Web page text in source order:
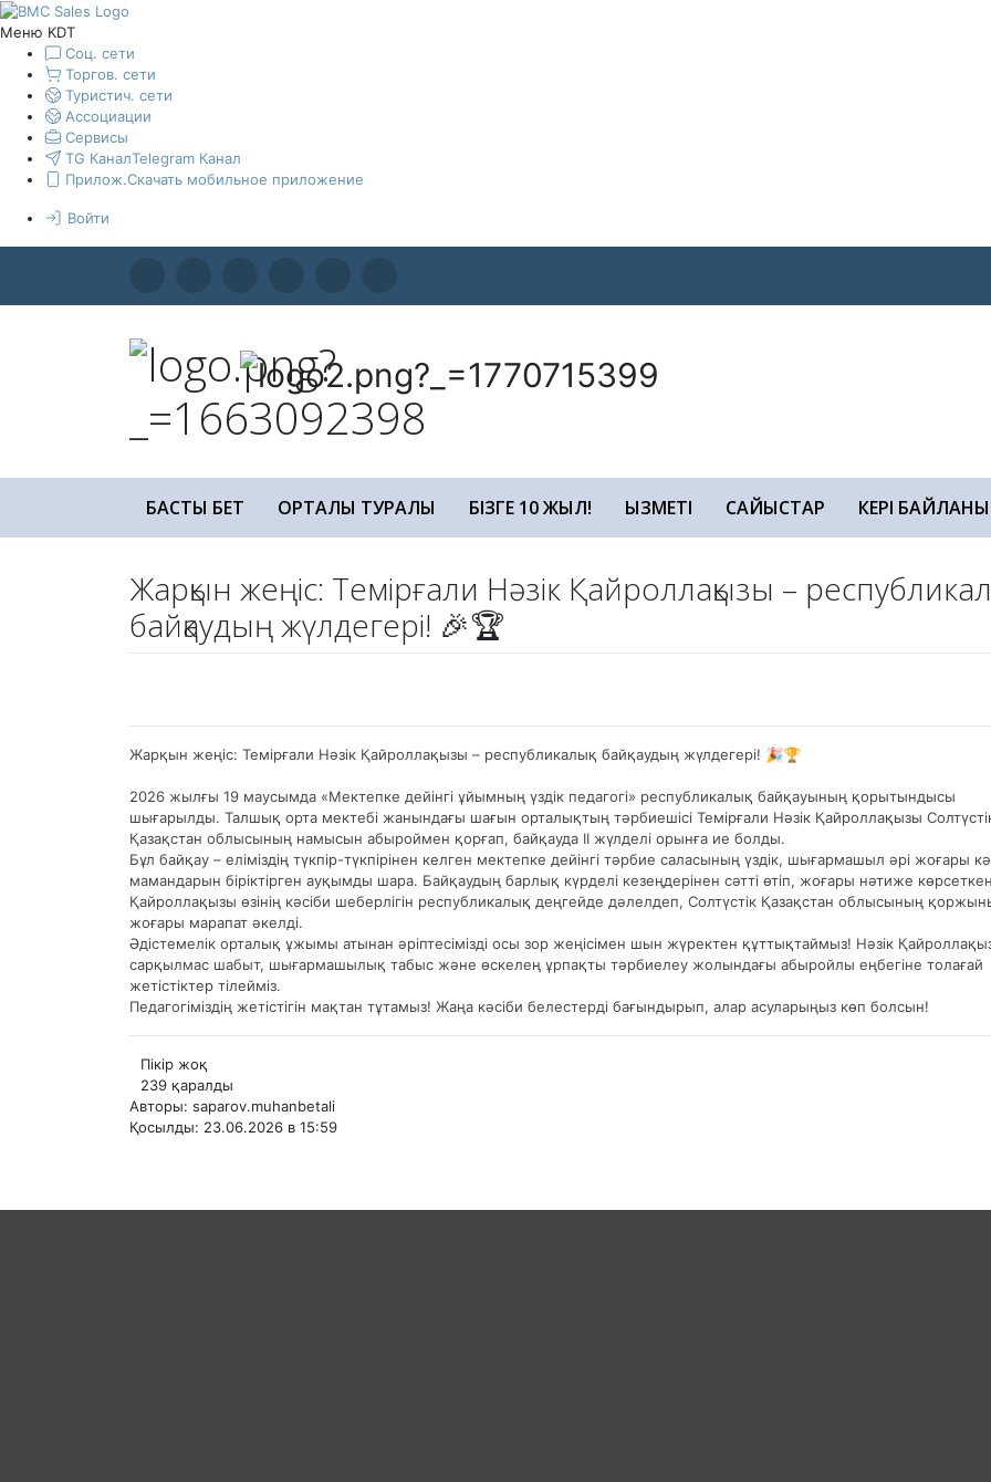
Меню KDT
Соц. сети
Торгов. сети
Туристич. сети
Ассоциации
Сервисы
TG КаналTelegram Канал
Прилож.Скачать мобильное приложение
Войти
БАСТЫ БЕТ ОРТАЛЫҚ ТУРАЛЫ БІЗГЕ 10 ЖЫЛ! ҚЫЗМЕТІ САЙЫСТАР КЕРІ
Жарқын жеңіс: Темірғали Нәзік Қайроллақызы –
байқаудың жүлдегері! 🎉🏆
Жарқын жеңіс: Темірғали Нәзік Қайроллақызы – республикалық байқаудың жүлдегері! 🎉🏆
2026 жылғы 19 маусымда «Мектепке дейінгі ұйымның үздік педагогі» республикалық байқауының қорытындысы
шығарылды. Талшық орта мектебі жанындағы шағын орталықтың тәрбиешісі Темірғали Нәзік Қайроллақызы
Қазақстан облысының намысын абыроймен қорғап, байқауда ІІ жүлделі орынға ие болды.
Бұл байқау – еліміздің түкпір-түкпірінен келген мектепке дейінгі тәрбие саласының үздік, шығармашыл әрі жоғары
мамандарын біріктірген ауқымды шара. Байқаудың барлық күрделі кезеңдерінен сәтті өтіп, жоғары нәтиже
Қайроллақызы өзінің кәсіби шеберлігін республикалық деңгейде дәлелдеп, Солтүстік Қазақстан облысының
жоғары марапат әкелді.
Әдістемелік орталық ұжымы атынан әріптесімізді осы зор жеңісімен шын жүректен құттықтаймыз! Нәзік
сарқылмас шабыт, шығармашылық табыс және өскелең ұрпақты тәрбиелеу жолындағы абыройлы еңбегіне толағай
жетістіктер тілейміз.
Педагогіміздің жетістігін мақтан тұтамыз! Жаңа кәсіби белестерді бағындырып, алар асуларыңыз көп болсын!
Пікір жоқ
239 қаралды
Авторы: saparov.muhanbetali
Қосылды: 23.06.2026 в 15:59